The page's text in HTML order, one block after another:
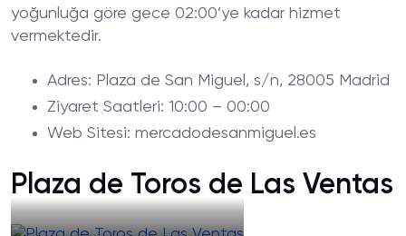
yoğunluğa göre gece 02:00’ye kadar hizmet
vermektedir.
Adres: Plaza de San Miguel, s/n, 28005 Madrid
Ziyaret Saatleri: 10:00 – 00:00
Web Sitesi: mercadodesanmiguel.es
Plaza de Toros de Las Ventas